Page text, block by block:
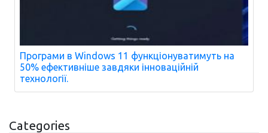
Програми в Windows 11 функціонуватимуть на
50% ефективніше завдяки інноваційній
технології.
Categories